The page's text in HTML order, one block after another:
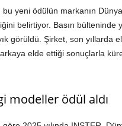
bu yeni ödülün markanın
belirtiyor. Basın
görüldü. Şirket, son yıllarda
elde ettiği sonuçlarla
modeller ödül aldı